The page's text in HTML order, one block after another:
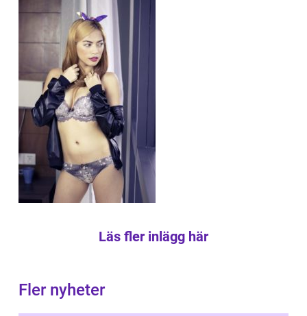
Läs fler inlägg här
Fler nyheter